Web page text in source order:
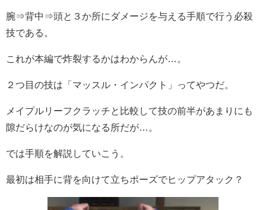
腕⇒背中⇒頭と３か所にダメージを与える手順で行う必殺
技である。
これが本編で炸裂するかはわからんが…。
２つ目の技は「マッスル・インパクト」ってやつだ。
メイプルリーフクラッチと比較して技の前半があまりにも
隙だらけなのが気になる所だが…。
では手順を解説していこう。
最初は相手に背を向けて立ちポーズでヒップアタック？